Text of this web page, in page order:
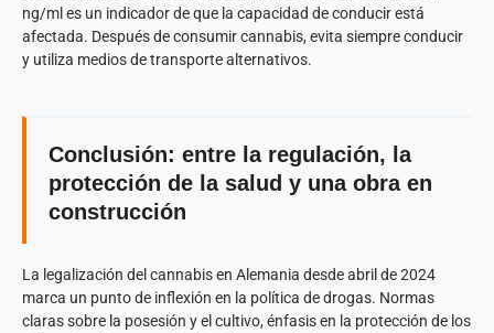
ng/ml es un indicador de que la capacidad de conducir está
afectada. Después de consumir cannabis, evita siempre conducir
y utiliza medios de transporte alternativos.
Conclusión: entre la regulación, la
protección de la salud y una obra en
construcción
La legalización del cannabis en Alemania desde abril de 2024
marca un punto de inflexión en la política de drogas. Normas
claras sobre la posesión y el cultivo, énfasis en la protección de los